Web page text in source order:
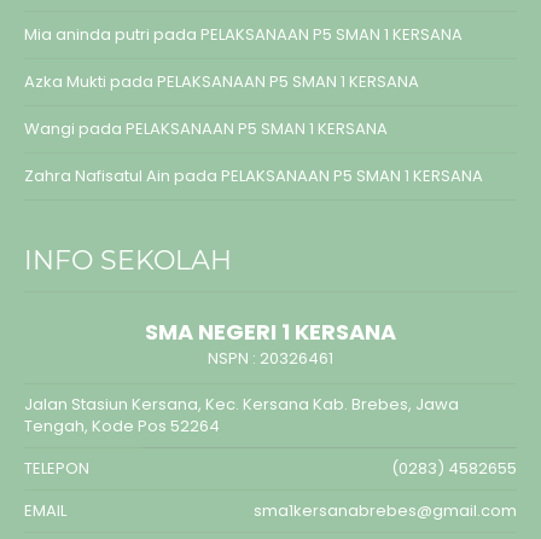
Mia aninda putri pada PELAKSANAAN P5 SMAN 1 KERSANA
Azka Mukti pada PELAKSANAAN P5 SMAN 1 KERSANA
Wangi pada PELAKSANAAN P5 SMAN 1 KERSANA
Zahra Nafisatul Ain pada PELAKSANAAN P5 SMAN 1 KERSANA
INFO SEKOLAH
SMA NEGERI 1 KERSANA
NSPN : 20326461
Jalan Stasiun Kersana, Kec. Kersana Kab. Brebes, Jawa
Tengah, Kode Pos 52264
TELEPON
(0283) 4582655
EMAIL
sma1kersanabrebes@gmail.com